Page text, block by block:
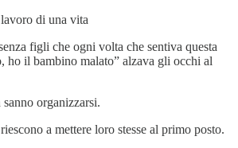
di una vita
figli che ogni volta che sentiva questa
ho il bambino malato” alzava gli occhi al
organizzarsi.
a mettere loro stesse al primo posto.